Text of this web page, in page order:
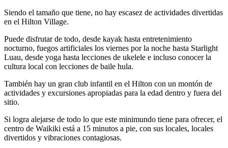
Siendo el tamaño que tiene, no hay escasez de actividades divertidas
en el Hilton Village.
Puede disfrutar de todo, desde kayak hasta entretenimiento
nocturno, fuegos artificiales los viernes por la noche hasta Starlight
Luau, desde yoga hasta lecciones de ukelele e incluso conocer la
cultura local con lecciones de baile hula.
También hay un gran club infantil en el Hilton con un montón de
actividades y excursiones apropiadas para la edad dentro y fuera del
sitio.
Si logra alejarse de todo lo que este minimundo tiene para ofrecer, el
centro de Waikiki está a 15 minutos a pie, con sus locales, locales
divertidos y vibraciones contagiosas.